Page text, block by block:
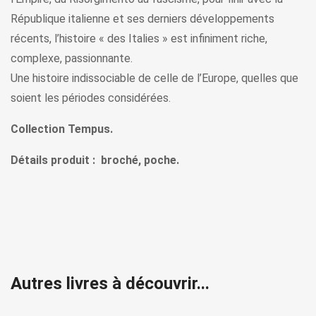
République italienne et ses derniers développements
récents, l’histoire « des Italies » est infiniment riche,
complexe, passionnante.
Une histoire indissociable de celle de l’Europe, quelles que
soient les périodes considérées.
Collection Tempus.
Détails produit : broché, poche.
Autres livres à découvrir...